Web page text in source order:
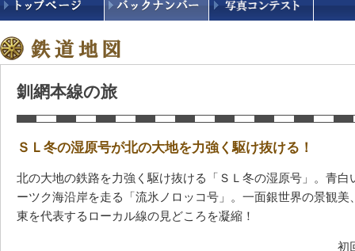
釧網本線の旅
ＳＬ冬の湿原号が北の大地を力強く駆け抜ける！
北の大地の鉄路を力強く駆け抜ける「ＳＬ冬の湿原号」。青
ーツク海沿岸を走る「流氷ノロッコ号」。一面銀世界の景観
東を代表するローカル線の見どころを凝縮！
初